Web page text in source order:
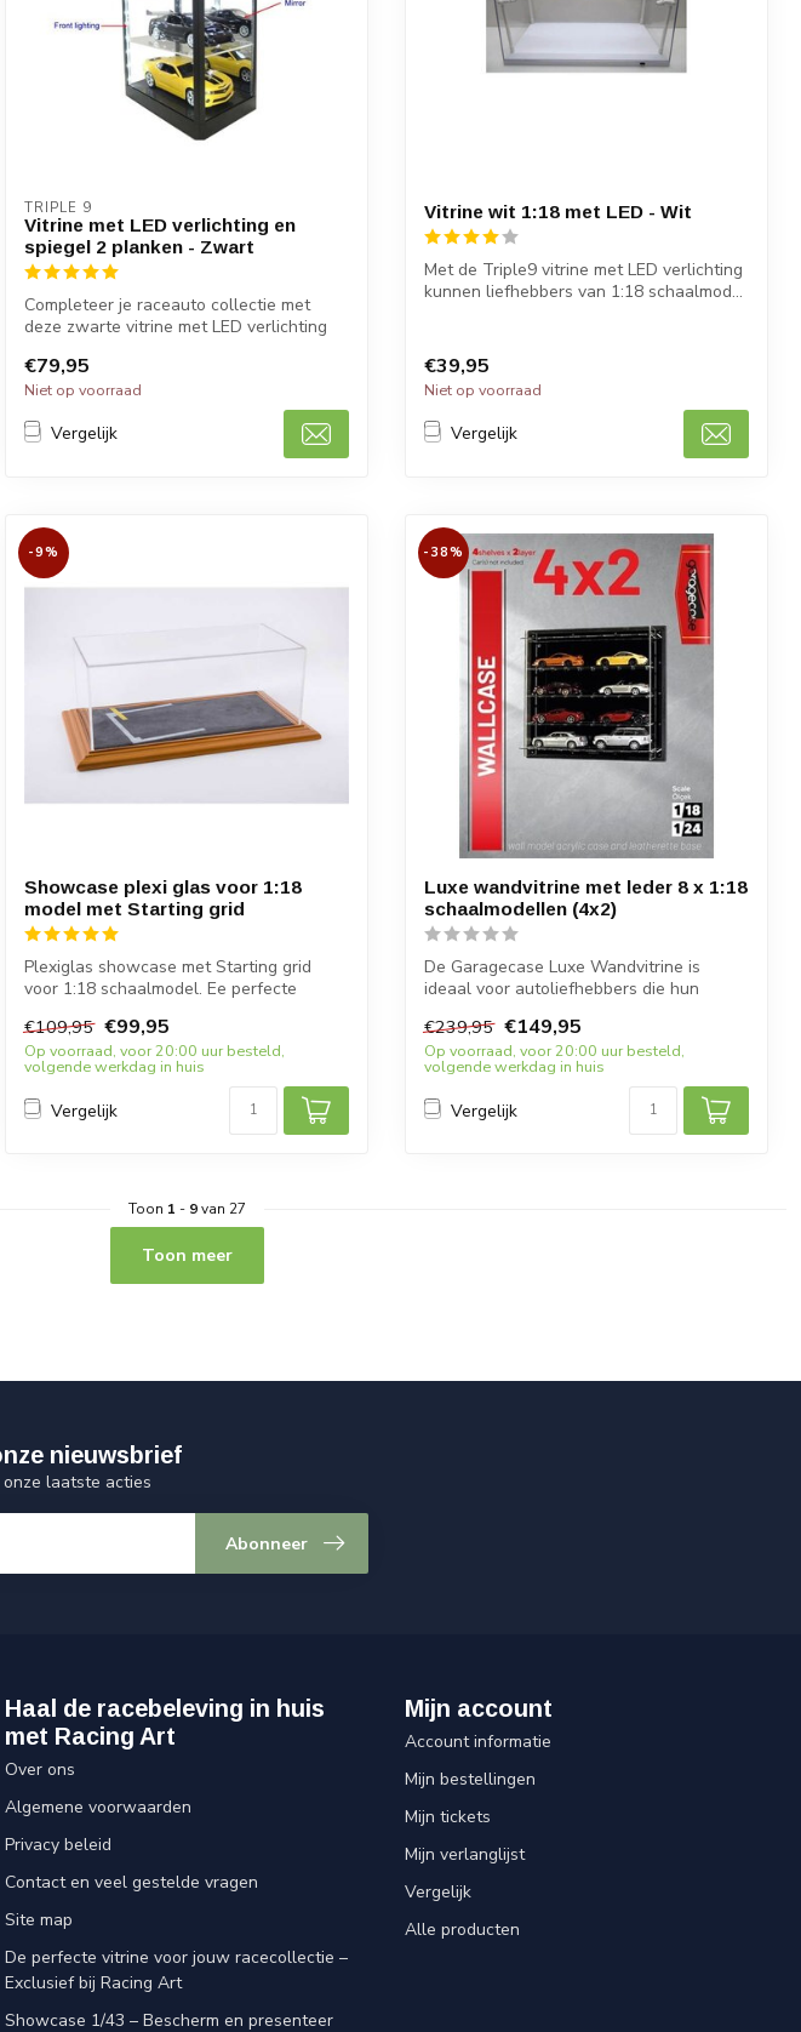
TRIPLE 9
Vitrine met LED verlichting en
spiegel 2 planken - Zwart
Completeer je raceauto collectie met
deze zwarte vitrine met LED verlichting
€79,95
Niet op voorraad
Vergelijk
Vitrine wit 1:18 met LED - Wit
Met de Triple9 vitrine met LED verlichting
kunnen liefhebbers van 1:18 schaalmod...
€39,95
Niet op voorraad
Vergelijk
-9%
Showcase plexi glas voor 1:18
model met Starting grid
Plexiglas showcase met Starting grid
voor 1:18 schaalmodel. Ee perfecte
€109,95 €99,95
Op voorraad, voor 20:00 uur besteld,
volgende werkdag in huis
Vergelijk
-38%
Luxe wandvitrine met leder 8 x 1:18
schaalmodellen (4x2)
De Garagecase Luxe Wandvitrine is
ideaal voor autoliefhebbers die hun
€239,95 €149,95
Op voorraad, voor 20:00 uur besteld,
volgende werkdag in huis
Vergelijk
Toon 1 - 9van 27
Toon meer
nieuwsbrief
laatste acties
Abonneer
Haal de racebeleving in huis
met Racing Art
Over ons
Algemene voorwaarden
Privacy beleid
Contact en veel gestelde vragen
Site map
De perfecte vitrine voor jouw racecollectie –
Exclusief bij Racing Art
Showcase 1/43 – Bescherm en presenteer
Mijn account
Account informatie
Mijn bestellingen
Mijn tickets
Mijn verlanglijst
Vergelijk
Alle producten